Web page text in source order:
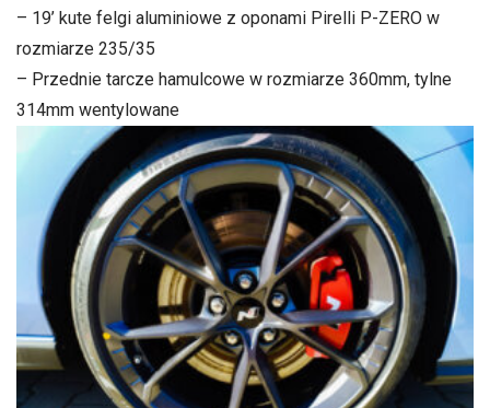
– 19’ kute felgi aluminiowe z oponami Pirelli P-ZERO w
rozmiarze 235/35
– Przednie tarcze hamulcowe w rozmiarze 360mm, tylne
314mm wentylowane